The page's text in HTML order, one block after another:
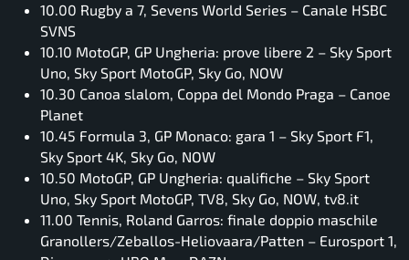
10.00 Rugby a 7, Sevens World Series – Canale HSBC
SVNS
10.10 MotoGP, GP Ungheria: prove libere 2 – Sky Sport
Uno, Sky Sport MotoGP, Sky Go, NOW
10.30 Canoa slalom, Coppa del Mondo Praga – Canoe
Planet
10.45 Formula 3, GP Monaco: gara 1 – Sky Sport F1,
Sky Sport 4K, Sky Go, NOW
10.50 MotoGP, GP Ungheria: qualifiche – Sky Sport
Uno, Sky Sport MotoGP, TV8, Sky Go, NOW, tv8.it
11.00 Tennis, Roland Garros: finale doppio maschile
Granollers/Zeballos-Heliovaara/Patten – Eurosport 1,